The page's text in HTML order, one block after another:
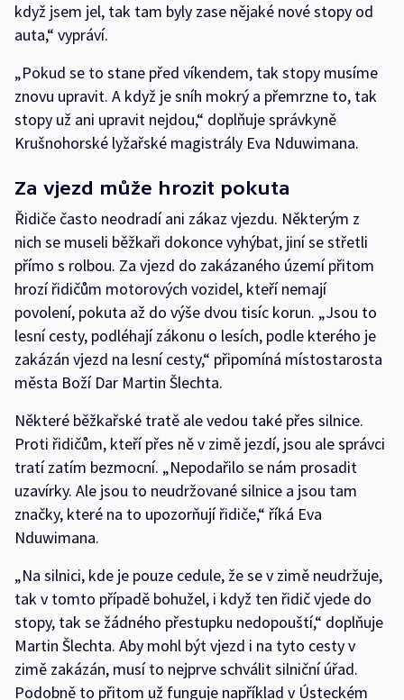
když jsem jel, tak tam byly zase nějaké nové stopy od
auta,“ vypráví.
„Pokud se to stane před víkendem, tak stopy musíme
znovu upravit. A když je sníh mokrý a přemrzne to, tak
stopy už ani upravit nejdou,“ doplňuje správkyně
Krušnohorské lyžařské magistrály Eva Nduwimana.
Za vjezd může hrozit pokuta
Řidiče často neodradí ani zákaz vjezdu. Některým z
nich se museli běžkaři dokonce vyhýbat, jiní se střetli
přímo s rolbou. Za vjezd do zakázaného území přitom
hrozí řidičům motorových vozidel, kteří nemají
povolení, pokuta až do výše dvou tisíc korun. „Jsou to
lesní cesty, podléhají zákonu o lesích, podle kterého je
zakázán vjezd na lesní cesty,“ připomíná místostarosta
města Boží Dar Martin Šlechta.
Některé běžkařské tratě ale vedou také přes silnice.
Proti řidičům, kteří přes ně v zimě jezdí, jsou ale správci
tratí zatím bezmocní. „Nepodařilo se nám prosadit
uzavírky. Ale jsou to neudržované silnice a jsou tam
značky, které na to upozorňují řidiče,“ říká Eva
Nduwimana.
„Na silnici, kde je pouze cedule, že se v zimě neudržuje,
tak v tomto případě bohužel, i když ten řidič vjede do
stopy, tak se žádného přestupku nedopouští,“ doplňuje
Martin Šlechta. Aby mohl být vjezd i na tyto cesty v
zimě zakázán, musí to nejprve schválit silniční úřad.
Podobně to přitom už funguje například v Ústeckém